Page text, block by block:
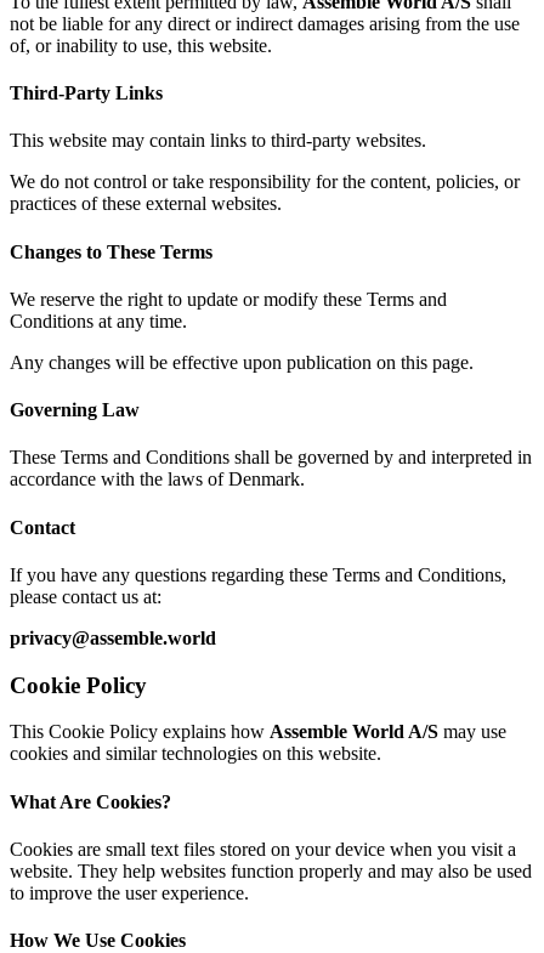
not be liable for any direct or indirect damages arising from the use
of, or inability to use, this website.
Third-Party Links
This website may contain links to third-party websites.
We do not control or take responsibility for the content, policies, or
practices of these external websites.
Changes to These Terms
We reserve the right to update or modify these Terms and
Conditions at any time.
Any changes will be effective upon publication on this page.
Governing Law
These Terms and Conditions shall be governed by and interpreted in
accordance with the laws of Denmark.
Contact
If you have any questions regarding these Terms and Conditions,
please contact us at:
privacy@assemble.world
Cookie Policy
This Cookie Policy explains how Assemble World A/S may use
cookies and similar technologies on this website.
What Are Cookies?
Cookies are small text files stored on your device when you visit a
website. They help websites function properly and may also be used
to improve the user experience.
How We Use Cookies